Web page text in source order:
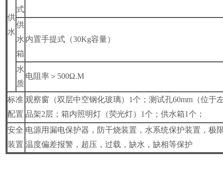
供
水
式
供
水
箱
内置手提式（30Kg容量）
水
质
电阻率＞500Ω.M
标准
配置
观察窗（双层中空钢化玻璃）1个；测试孔60mm（位于
品架2层；箱内照明灯（荧光灯）1个；供水箱1个；
安全
装置
电源用漏电保护器，防干烧装置，水系统保护装置，极
温度偏差报警，超压，过载，缺水，缺相等保护